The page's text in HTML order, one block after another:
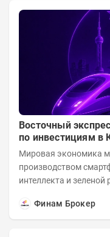
Восточный
по инвестициям в
Мировая экономика
производством
интеллекта и
Финам Брокер